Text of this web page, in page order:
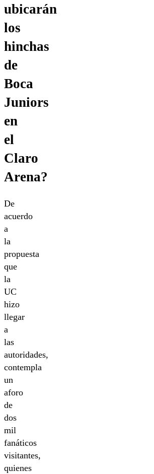
ubicarán
los
hinchas
de
Boca
Juniors
en
el
Claro
Arena?
De
acuerdo
a
la
propuesta
que
la
UC
hizo
llegar
a
las
autoridades,
contempla
un
aforo
de
dos
mil
fanáticos
visitantes,
quienes